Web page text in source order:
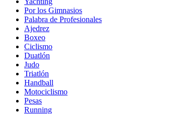
Por los Gimnasios
Palabra de Profesionales
Ajedrez
Boxeo
Ciclismo
Duatlón
Judo
Triatlón
Handball
Motociclismo
Pesas
Running